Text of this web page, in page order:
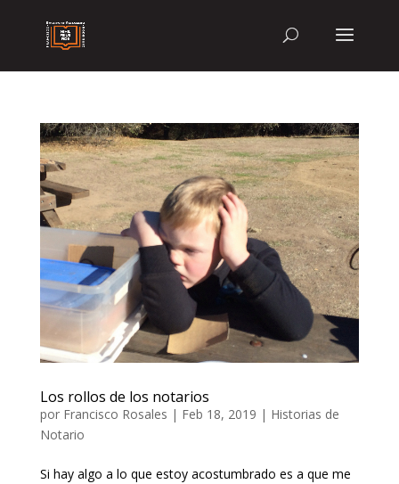
Los rollos de los notarios
por Francisco Rosales | Feb 18, 2019 | Historias de
Notario
Si hay algo a lo que estoy acostumbrado es a que me